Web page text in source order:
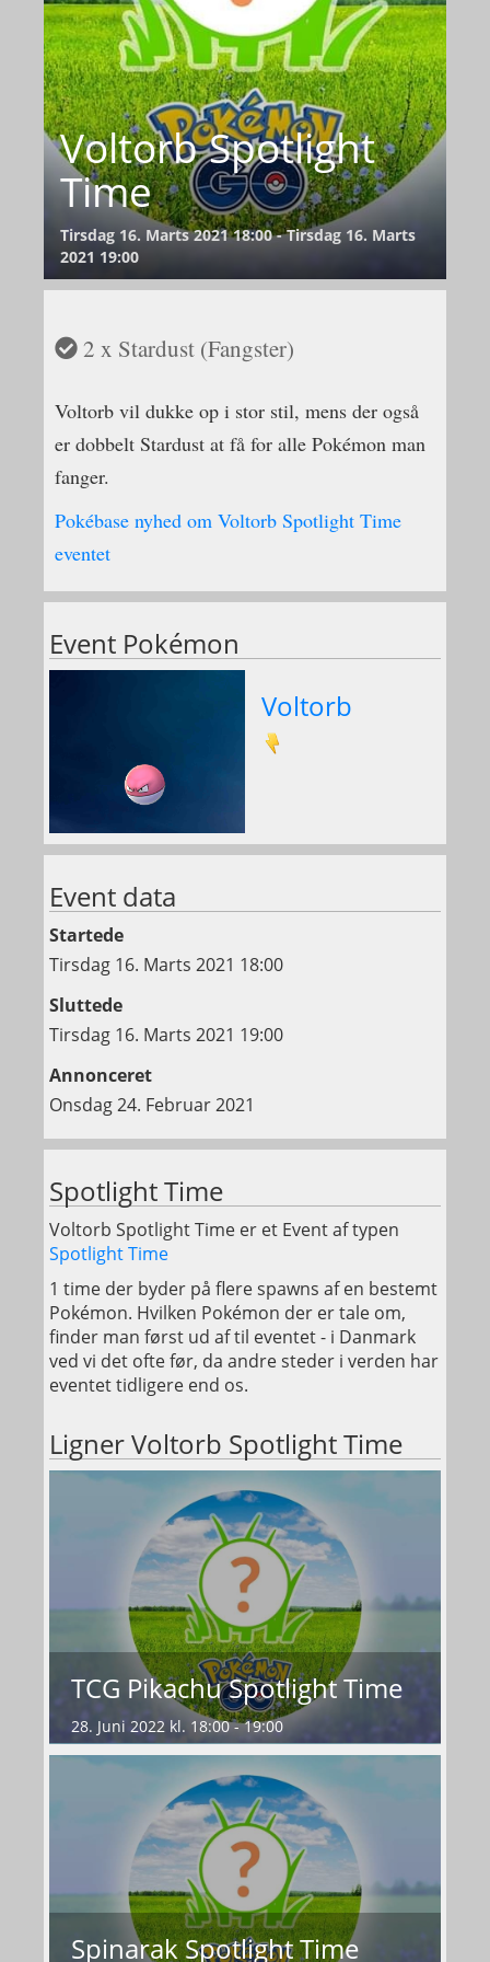
Voltorb Spotlight
Time
Tirsdag 16. Marts 2021 18:00 - Tirsdag 16. Marts
2021 19:00
2 x Stardust (Fangster)
Voltorb vil dukke op i stor stil, mens der også
er dobbelt Stardust at få for alle Pokémon man
fanger.
Pokébase nyhed om Voltorb Spotlight Time
eventet
Event Pokémon
Voltorb
Event data
Startede
Tirsdag 16. Marts 2021 18:00
Sluttede
Tirsdag 16. Marts 2021 19:00
Annonceret
Onsdag 24. Februar 2021
Spotlight Time
Voltorb Spotlight Time er et Event af typen
Spotlight Time
1 time der byder på flere spawns af en bestemt
Pokémon. Hvilken Pokémon der er tale om,
finder man først ud af til eventet - i Danmark
ved vi det ofte før, da andre steder i verden har
eventet tidligere end os.
Ligner Voltorb Spotlight Time
TCG Pikachu Spotlight Time
28. Juni 2022 kl. 18:00 - 19:00
Spinarak Spotlight Time